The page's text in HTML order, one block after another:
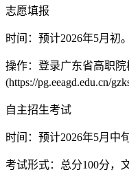
志愿填报
时间：预计2026年5月初。
操作：登录广东省高职
(https://pg.eeagd.edu.cn/
自主招生考试
时间：预计2026年5月中旬
考试形式：总分100分，